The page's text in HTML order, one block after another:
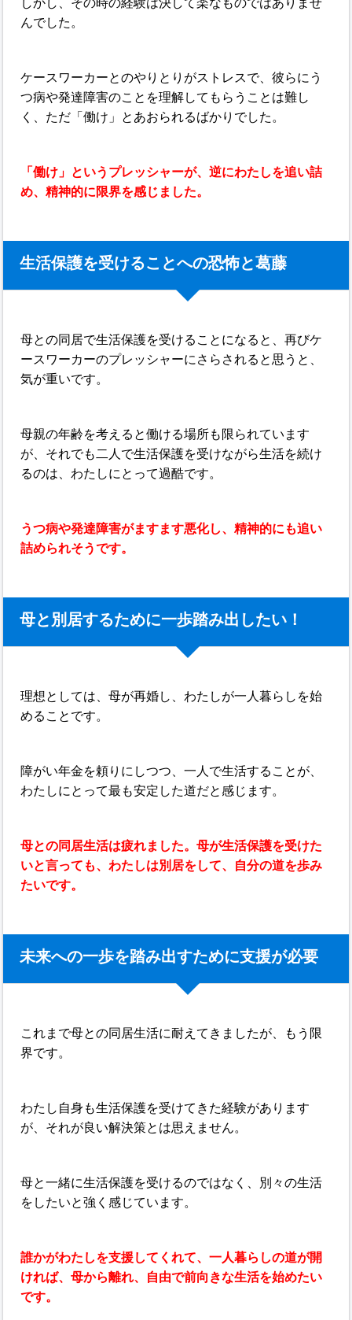
しかし、その時の経験は決して楽なものではありませ
んでした。
ケースワーカーとのやりとりがストレスで、彼らにう
つ病や発達障害のことを理解してもらうことは難し
く、ただ「働け」とあおられるばかりでした。
「働け」というプレッシャーが、逆にわたしを追い詰
め、精神的に限界を感じました。
生活保護を受けることへの恐怖と葛藤
母との同居で生活保護を受けることになると、再びケ
ースワーカーのプレッシャーにさらされると思うと、
気が重いです。
母親の年齢を考えると働ける場所も限られています
が、それでも二人で生活保護を受けながら生活を続け
るのは、わたしにとって過酷です。
うつ病や発達障害がますます悪化し、精神的にも追い
詰められそうです。
母と別居するために一歩踏み出したい！
理想としては、母が再婚し、わたしが一人暮らしを始
めることです。
障がい年金を頼りにしつつ、一人で生活することが、
わたしにとって最も安定した道だと感じます。
母との同居生活は疲れました。母が生活保護を受けた
いと言っても、わたしは別居をして、自分の道を歩み
たいです。
未来への一歩を踏み出すために支援が必要
これまで母との同居生活に耐えてきましたが、もう限
界です。
わたし自身も生活保護を受けてきた経験があります
が、それが良い解決策とは思えません。
母と一緒に生活保護を受けるのではなく、別々の生活
をしたいと強く感じています。
誰かがわたしを支援してくれて、一人暮らしの道が開
ければ、母から離れ、自由で前向きな生活を始めたい
です。